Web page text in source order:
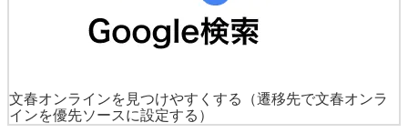
文春オンラインを見つけやすくする
（遷移先で文春オンラ
インを優先ソースに設定する）